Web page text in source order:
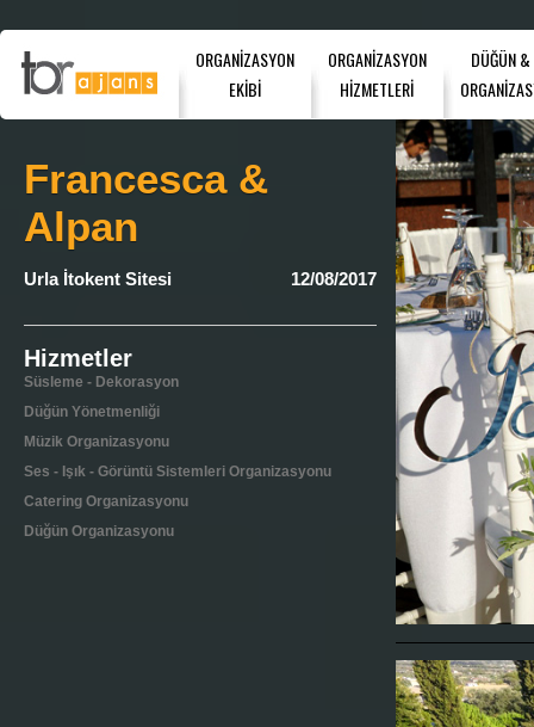
ORGANİZASYON
EKİBİ
ORGANİZASYON
HİZMETLERİ
DÜĞÜN
Francesca &
Alpan
Urla İtokent Sitesi 12/08/2017
Hizmetler
Süsleme - Dekorasyon
Düğün Yönetmenliği
Müzik Organizasyonu
Ses - Işık - Görüntü Sistemleri Organizasyonu
Catering Organizasyonu
Düğün Organizasyonu